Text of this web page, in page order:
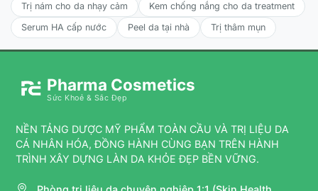
Trị nám cho da nhạy cảm
Kem chống nắng cho da treatment
Serum HA cấp nước
Peel da tại nhà Trị thâm mụn
Pharma Cosmetics
Sức Khoẻ & Sắc Đẹp
NỀN TẢNG DƯỢC MỸ PHẨM TOÀN CẦU VÀ TRỊ LIỆU DA
CÁ NHÂN HÓA, ĐỒNG HÀNH CÙNG BẠN TRÊN HÀNH
TRÌNH XÂY DỰNG LÀN DA KHỎE ĐẸP BỀN VỮNG.